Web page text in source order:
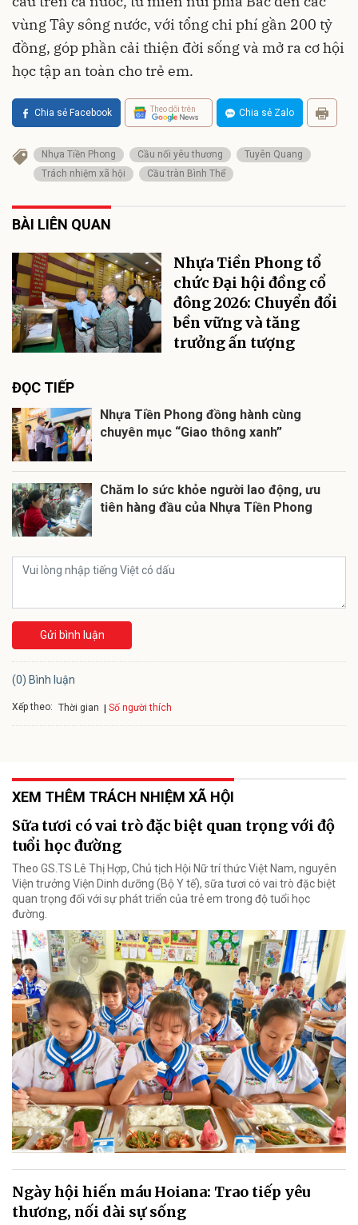
vùng Tây sông nước, với tổng chi phí gần 200 tỷ
đồng, góp phần cải thiện đời sống và mở ra cơ hội
học tập an toàn cho trẻ em.
Chia sẻ Facebook Theo dõi trên Chia sẻ Zalo
Nhựa Tiền Phong Cầu nối yêu thương
Tuyên Quang
Trách nhiệm xã hội
Cầu tràn Bình Thể
BÀI LIÊN QUAN
Nhựa Tiền Phong tổ
chức Đại hội đồng cổ
đông 2026: Chuyển đổi
bền vững và tăng
trưởng ấn tượng
ĐỌC TIẾP
Nhựa Tiền Phong đồng hành cùng
chuyên mục “Giao thông xanh”
Chăm lo sức khỏe người lao động, ưu
tiên hàng đầu của Nhựa Tiền Phong
Gửi bình luận
(0) Bình luận
Xếp theo: Thời gian Số người thích
XEM THÊM TRÁCH NHIỆM XÃ HỘI
Sữa tươi có vai trò đặc biệt quan trọng với độ
tuổi học đường
Theo GS.TS Lê Thị Hợp, Chủ tịch Hội Nữ trí thức Việt Nam, nguyên
Viện trưởng Viện Dinh dưỡng (Bộ Y tế), sữa tươi có vai trò đặc biệt
quan trọng đối với sự phát triển của trẻ em trong độ tuổi học
đường.
Ngày hội hiến máu Hoiana: Trao tiếp yêu
thương, nối dài sự sống